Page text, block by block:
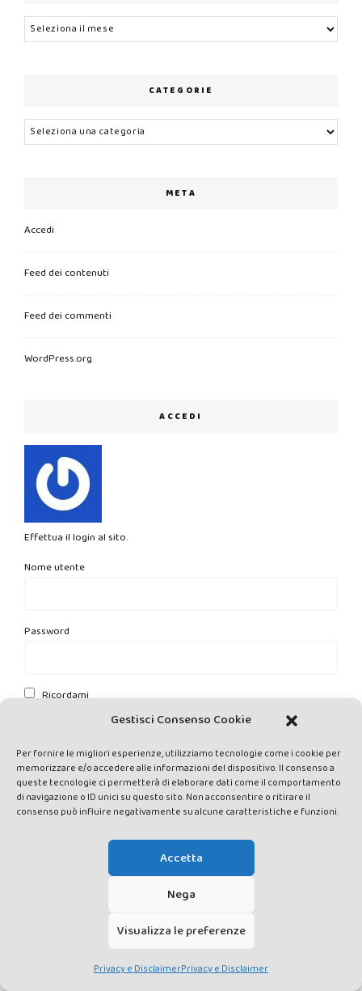
Gestisci Consenso Cookie
Per fornire le migliori esperienze, utilizziamo tecnologie come i cookie per
memorizzare e/o accedere alle informazioni del dispositivo. Il consenso a
queste tecnologie ci permetterà di elaborare dati come il comportamento
di navigazione o ID unici su questo sito. Non acconsentire o ritirare il
consenso può influire negativamente su alcune caratteristiche e funzioni.
Accetta
Nega
Visualizza le preferenze
Privacy e DisclaimerPrivacy e Disclaimer
Archivi
CATEGORIE
Categorie
META
Accedi
Feed dei contenuti
Feed dei commenti
WordPress.org
ACCEDI
Effettua il login al sito.
Nome utente
Password
Ricordami